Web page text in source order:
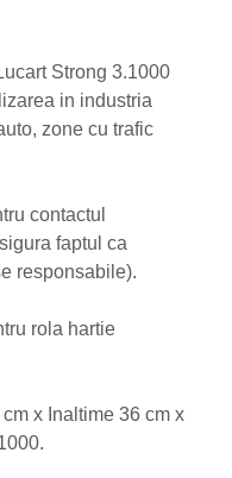
Strong 3.1000
in industria
zone cu trafic
contactul
faptul ca
responsabile).
rola hartie
x Inaltime 36 cm x